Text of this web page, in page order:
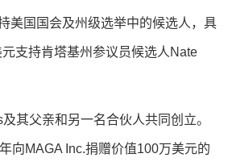
美国国会及州级选举中的候选人，具
支持肯塔基州参议员候选人Nate
其父亲和另一名合伙人共同创立。
向MAGA Inc.捐赠价值100万美元的